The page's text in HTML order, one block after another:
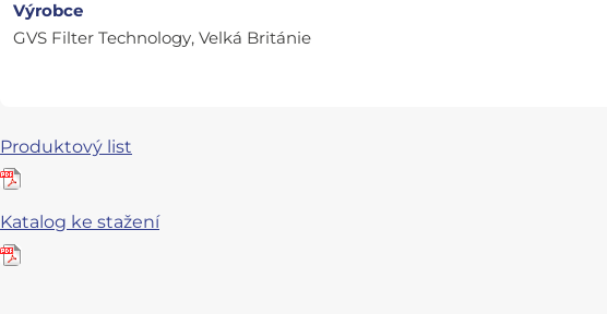
Výrobce
GVS Filter Technology, Velká Británie
Produktový list
Katalog ke stažení